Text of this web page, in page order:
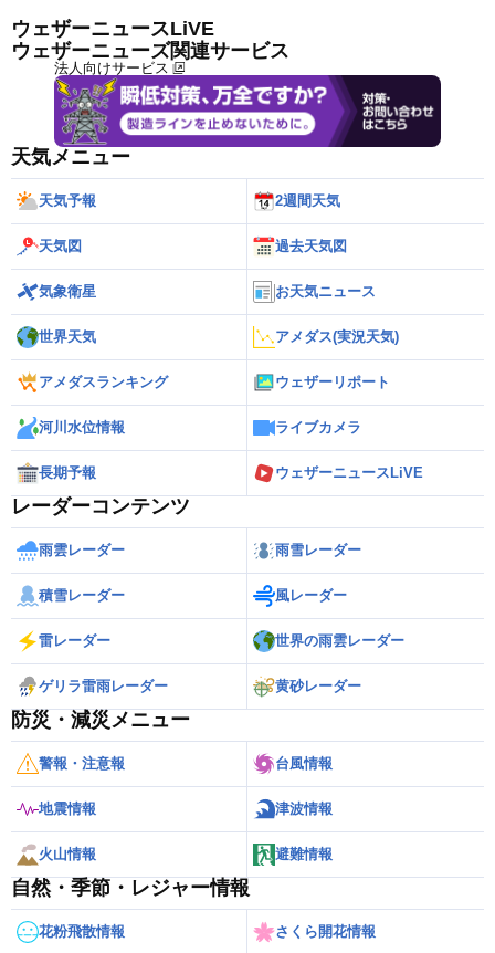
ウェザーニュースLiVE
ウェザーニューズ関連サービス
法人向けサービス
天気メニュー
天気予報 2週間天気
天気図 過去天気図
気象衛星 お天気ニュース
世界天気 アメダス(実況天気)
アメダスランキング ウェザーリポート
河川水位情報 ライブカメラ
長期予報 ウェザーニュースLiVE
レーダーコンテンツ
雨雲レーダー 雨雪レーダー
積雪レーダー 風レーダー
雷レーダー 世界の雨雲レーダー
ゲリラ雷雨レーダー 黄砂レーダー
防災・減災メニュー
警報・注意報 台風情報
地震情報 津波情報
火山情報 避難情報
自然・季節・レジャー情報
花粉飛散情報 さくら開花情報